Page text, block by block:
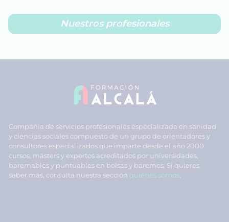
Nuestros profesionales
Compañía de servicios profesionales especializada en sanidad
y ciencias sociales compuesto de un grupo de orientadores y
consultores especializados que imparte desde el año 2000
cursos, másters y expertos acreditados por universidades,
baremables y puntuables en bolsas y baremos. Si quieres
saber más, consulta nuestra sección quiénes somos